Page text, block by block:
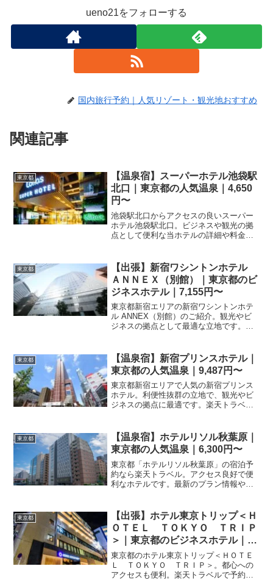
ueno21をフォローする
国内旅行予約｜人気リゾート・観光地おすすめ
関連記事
東京都
【温泉宿】スーパーホテル池袋駅
北口｜東京都の人気温泉｜4,650
円〜
池袋駅北口からアクセスの良いスーパー
ホテル池袋駅北口。ビジネスや観光の拠
点として便利な当ホテルの詳細や料金、
お楽しみください。
東京都
【出張】新宿ワシントンホテル
ＡＮＮＥＸ（別館）｜東京都のビ
ジネスホテル｜7,155円〜
東京都新宿エリアの新宿ワシントンホテ
ル ANNEX（別館）のご紹介。観光やビ
ジネスの拠点として最適な立地です。詳
ください。
東京都
【温泉宿】新宿プリンスホテル｜
東京都の人気温泉｜9,487円〜
東京都新宿エリアで人気の新宿プリンス
ホテル。利便性抜群の立地で、観光やビ
ジネスの拠点に最適です。楽天トラベル
今すぐ予約ページでチェックしましょ
う。
東京都
【温泉宿】ホテルリソル秋葉原｜
東京都の人気温泉｜6,300円〜
東京都「ホテルリソル秋葉原」の宿泊予
約なら楽天トラベル。アクセス良好で便
利なホテルです。最新のプラン情報や宿
東京都
【出張】ホテル東京トリップ＜Ｈ
ＯＴＥＬ ＴＯＫＹＯ ＴＲＩＰ
＞｜東京都のビジネスホテル｜
8,750円〜
東京都のホテル東京トリップ＜ＨＯＴＥ
Ｌ ＴＯＫＹＯ ＴＲＩＰ＞。都心への
アクセスも便利。楽天トラベルで予約受